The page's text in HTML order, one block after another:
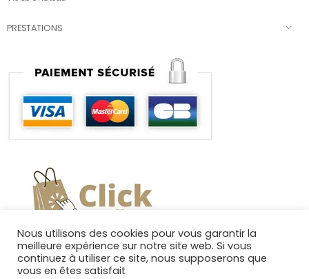
PRESTATIONS
Nous utilisons des cookies pour vous garantir la
meilleure expérience sur notre site web. Si vous
continuez à utiliser ce site, nous supposerons que
vous en êtes satisfait